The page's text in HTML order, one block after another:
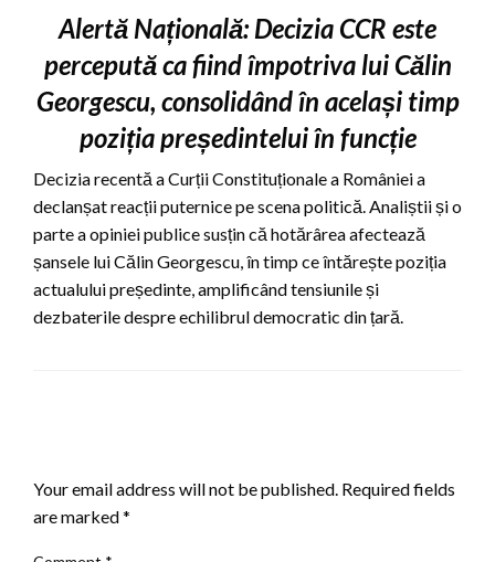
Alertă Națională: Decizia CCR este
percepută ca fiind împotriva lui Călin
Georgescu, consolidând în același timp
poziția președintelui în funcție
Decizia recentă a Curții Constituționale a României a
declanșat reacții puternice pe scena politică. Analiștii și o
parte a opiniei publice susțin că hotărârea afectează
șansele lui Călin Georgescu, în timp ce întărește poziția
actualului președinte, amplificând tensiunile și
dezbaterile despre echilibrul democratic din țară.
Your email address will not be published. Required fields
are marked*